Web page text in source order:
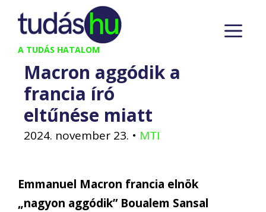
Kilépés
tartalomba
A TUDÁS HATALOM
Macron aggódik a
francia író
eltűnése miatt
2024. november 23. • MTI
Emmanuel Macron francia elnök
„nagyon aggódik” Boualem Sansal